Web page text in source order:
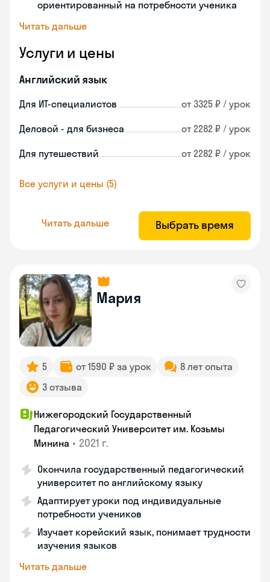
ориентированный на потребности ученика
Читать дальше
Услуги и цены
Английский язык
Для ИТ-специалистов от 3325 ₽ / урок
Деловой - для бизнеса от 2282 ₽ / урок
Для путешествий от 2282 ₽ / урок
Все услуги и цены (5)
Читать дальше Выбрать время
Мария
5 от 1590 ₽ за урок
8 лет опыта
3 отзыва
Нижегородский Государственный
Педагогический Университет им. Козьмы
Минина • 2021 г.
Окончила государственный педагогический
университет по английскому языку
Адаптирует уроки под индивидуальные
потребности учеников
Изучает корейский язык, понимает трудности
изучения языков
Читать дальше